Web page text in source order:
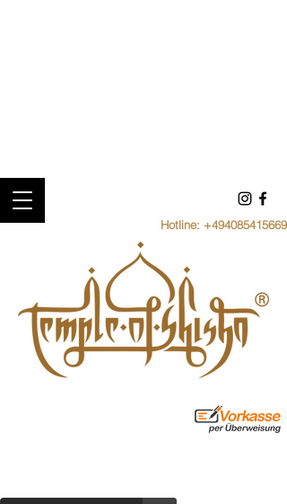
Hotline: +494085415669